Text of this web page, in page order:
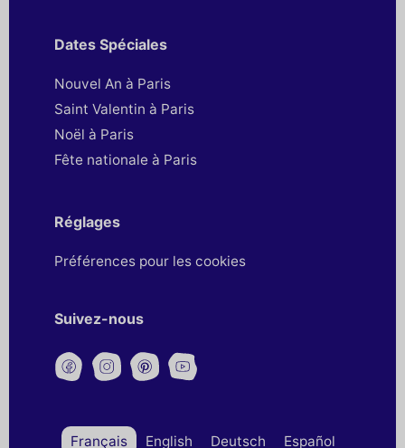
Dates Spéciales
Nouvel An à Paris
Saint Valentin à Paris
Noël à Paris
Fête nationale à Paris
Réglages
Préférences pour les cookies
Suivez-nous
Français English Deutsch Español